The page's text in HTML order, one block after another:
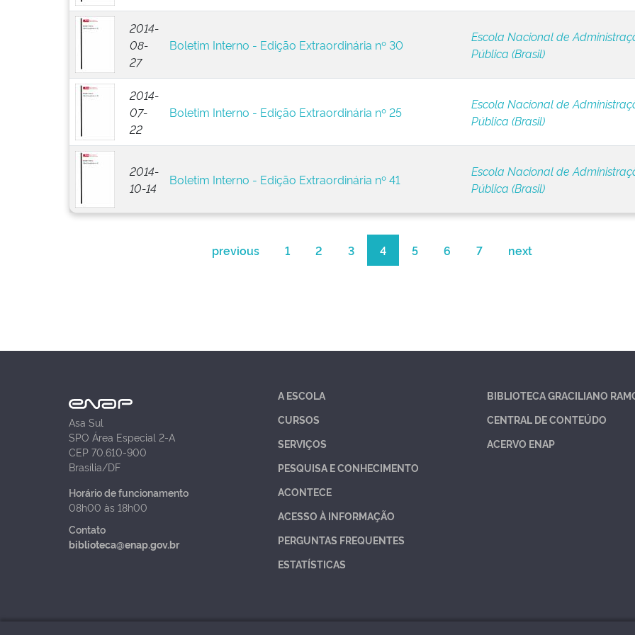
2014-
08-
27
Boletim Interno - Edição Extraordinária nº 30
Escola Nacional de
Pública (Brasil)
2014-
07-
22
Boletim Interno - Edição Extraordinária nº 25
Escola Nacional de
Pública (Brasil)
2014-
10-14
Boletim Interno - Edição Extraordinária nº 41
Escola Nacional de
Pública (Brasil)
previous 1 2 3 4 5 6 7 next
Asa Sul
SPO Área Especial 2-A
CEP 70.610-900
Brasília/DF
Horário de funcionamento
08h00 às 18h00
Contato
biblioteca@enap.gov.br
A ESCOLA
CURSOS
SERVIÇOS
PESQUISA E CONHECIMENTO
ACONTECE
ACESSO À INFORMAÇÃO
PERGUNTAS FREQUENTES
ESTATÍSTICAS
BIBLIOTECA GRACILIANO
CENTRAL DE CONTEÚDO
ACERVO ENAP